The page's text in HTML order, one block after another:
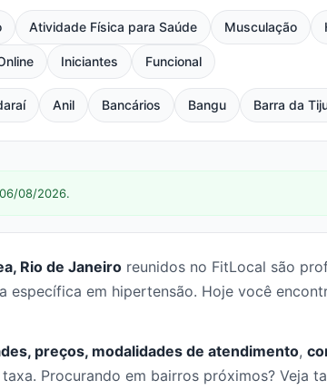
Atividade Física para Saúde Musculação
Iniciantes Funcional
Anil Bancários Bangu Barra da
08/2026.
Rio de Janeiro reunidos no FitLocal são
específica em hipertensão. Hoje você
preços, modalidades de atendimento,
Procurando em bairros próximos? Veja